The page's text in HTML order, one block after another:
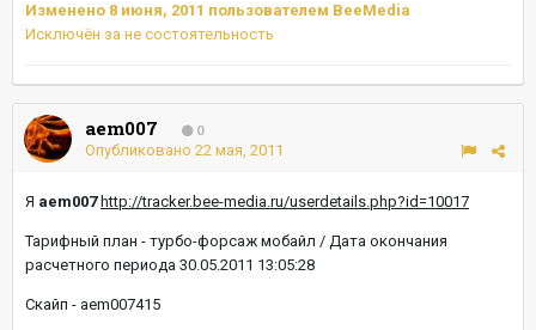
Изменено 8 июня, 2011 пользователем BeeMedia
Исключён за не состоятельность
aem007
0
Опубликовано 22 мая, 2011
Я aem007 http://tracker.bee-media.ru/userdetails.php?id=10017
Тарифный план - турбо-форсаж мобайл / Дата окончания
расчетного периода 30.05.2011 13:05:28
Скайп - aem007415